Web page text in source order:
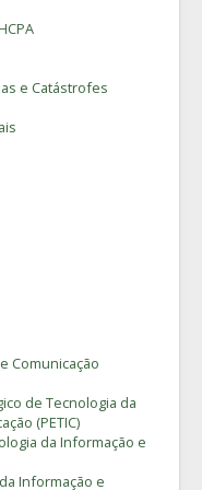
e Catástrofes
Comunicação
de Tecnologia da
(PETIC)
da Informação e
Informação e